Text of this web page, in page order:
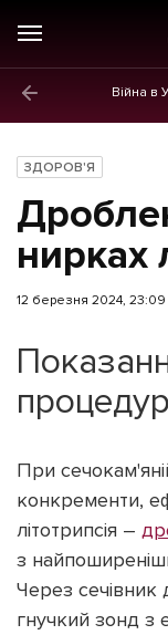
Війна в
Новини
Політика
Бізнес
Життя
Культура
Афіша
ІНШЕ
Інтерв'ю
Картки
Репортаж
ЗДОРОВ'Я
нирках
12 березня 2024, 23:09
При
конкременти,
літотрипсія –
з
Через сечівник
гнучкий зонд з